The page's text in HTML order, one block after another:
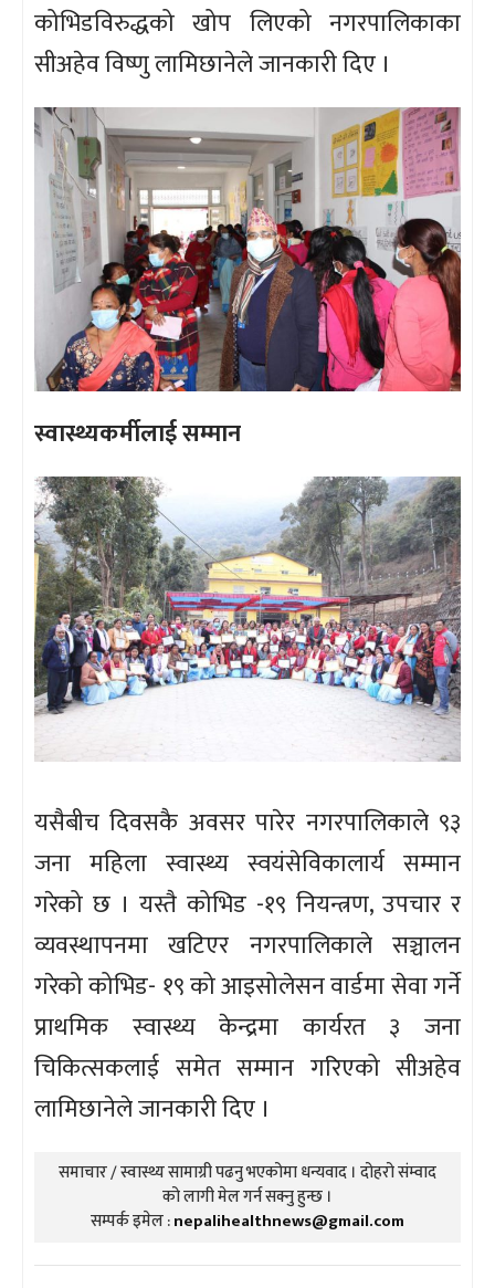
कोभिडविरुद्धको खोप लिएको नगरपालिकाका
सीअहेव विष्णु लामिछानेले जानकारी दिए ।
स्वास्थ्यकर्मीलाई सम्मान
यसैबीच दिवसकै अवसर पारेर नगरपालिकाले ९३
जना महिला स्वास्थ्य स्वयंसेविकालार्य सम्मान
गरेको छ । यस्तै कोभिड -१९ नियन्त्रण, उपचार र
व्यवस्थापनमा खटिएर नगरपालिकाले सञ्चालन
गरेको कोभिड- १९ को आइसोलेसन वार्डमा सेवा गर्ने
प्राथमिक स्वास्थ्य केन्द्रमा कार्यरत ३ जना
चिकित्सकलाई समेत सम्मान गरिएको सीअहेव
लामिछानेले जानकारी दिए ।
समाचार / स्वास्थ्य सामाग्री पढनु भएकोमा धन्यवाद । दोहरो संम्वाद
को लागी मेल गर्न सक्नु हुन्छ ।
सम्पर्क इमेल :nepalihealthnews@gmail.com